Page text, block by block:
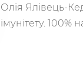
Олія Ялівець-
імунітету.